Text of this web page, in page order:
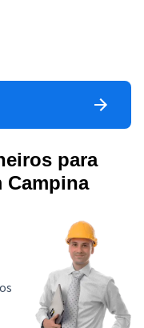
para
Campina